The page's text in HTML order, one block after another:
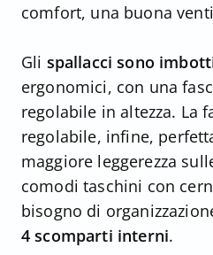
comfort, una buona
Gli spallacci sono
ergonomici, con una
regolabile in altezza. La
regolabile, infine,
maggiore leggerezza
comodi taschini con
bisogno di
4 scomparti interni.